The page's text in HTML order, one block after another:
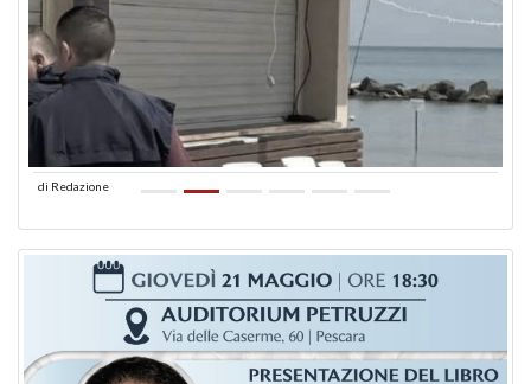
di Redazione